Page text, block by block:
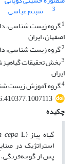
3 شبنم عباسی
1گروه زیست شناسی،
اصفهان، ایران
2گروه زیست شناسی،
3بخش تحقیقات
ایران
4گروه آموزش زیست
چکیده
گیاه پیاز ( cepa L
استراتژیک در
پس از گوجه‌فرنگی،